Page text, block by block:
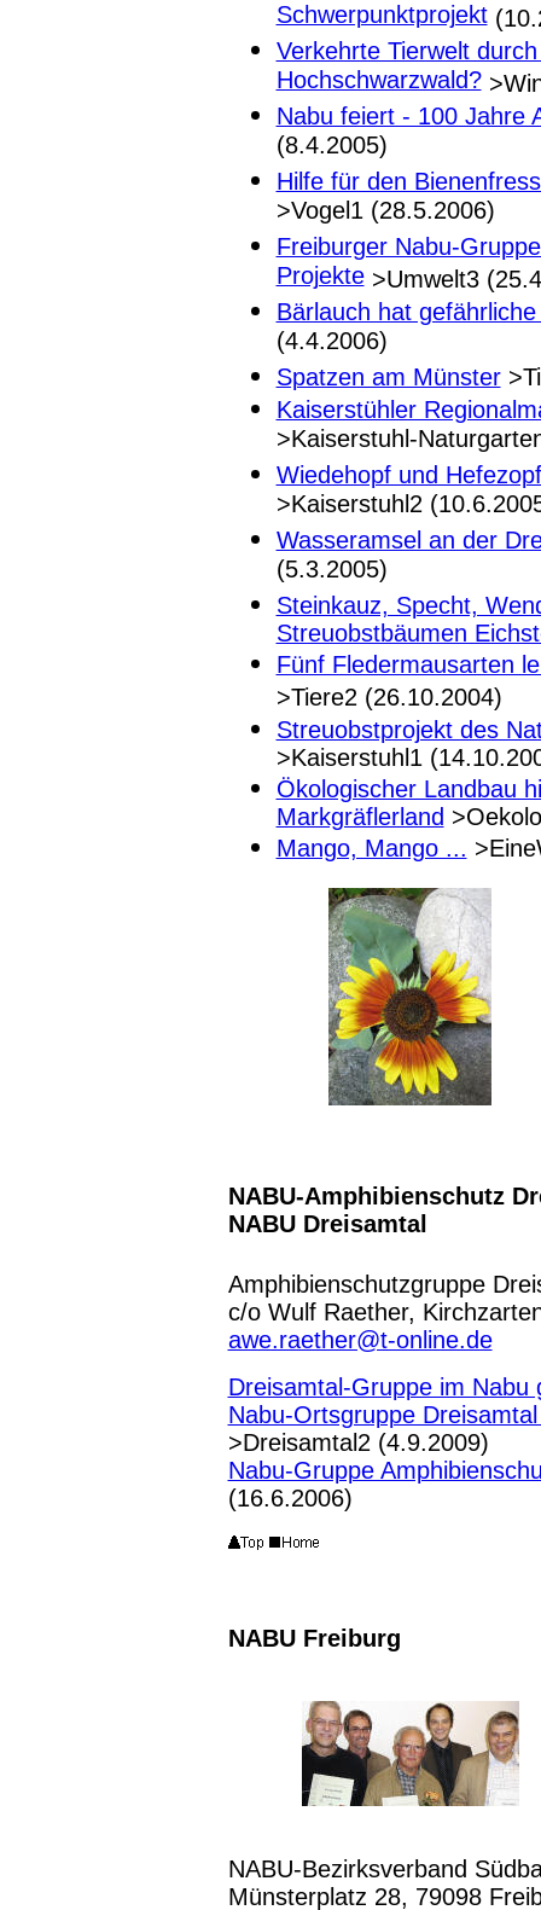
Schwerpunktprojekt
Verkehrte Tierwelt
Hochschwarzwald?
Nabu feiert - 100 Jahre
(8.4.2005)
Hilfe für den
>Vogel1 (28.5.2006)
Freiburger Nabu-
Projekte>Umwelt3
Bärlauch hat
(4.4.2006)
Spatzen am Münster
Kaiserstühler
>Kaiserstuhl-
Wiedehopf und
>Kaiserstuhl2
Wasseramsel an der
(5.3.2005)
Steinkauz, Specht,
Streuobstbäumen
Fünf Fledermausarten
>Tiere2 (26.10.2004)
Streuobstprojekt des
>Kaiserstuhl1
Ökologischer Landbau
Markgräflerland
Mango, Mango ...
NABU-Amphibienschutz
NABU Dreisamtal
Amphibienschutzgruppe
c/o Wulf Raether,
awe.raether@t-online.de
Dreisamtal-Gruppe im Nabu
Nabu-Ortsgruppe
>Dreisamtal2 (4.9.2009)
Nabu-Gruppe
(16.6.2006)
NABU Freiburg
NABU-Bezirksverband
Münsterplatz 28, 79098